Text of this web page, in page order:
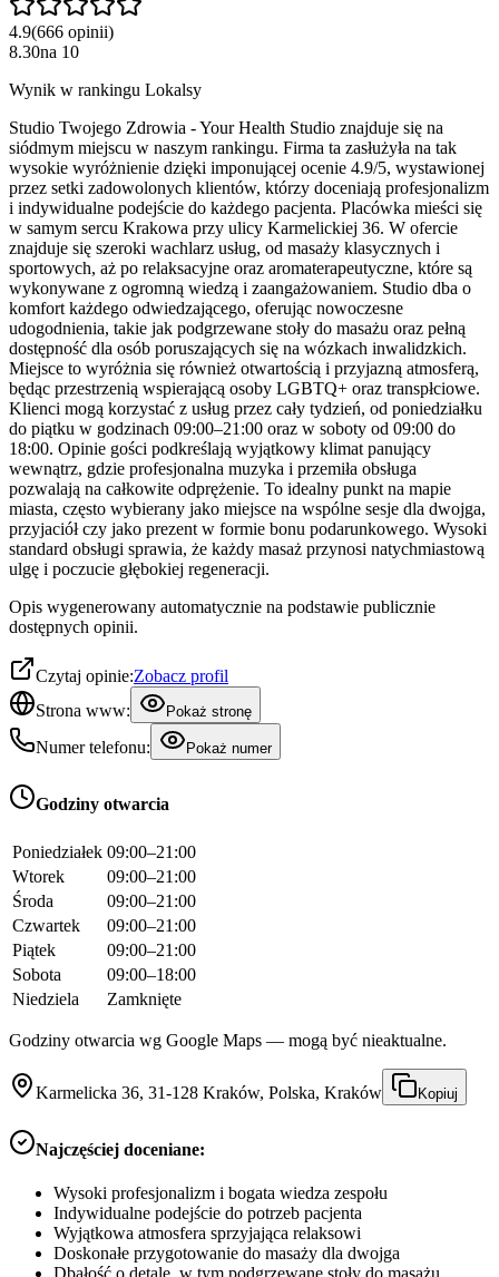
4.9(666 opinii)
8.30na 10
Wynik w rankingu Lokalsy
Studio Twojego Zdrowia - Your Health Studio znajduje się na
siódmym miejscu w naszym rankingu. Firma ta zasłużyła na tak
wysokie wyróżnienie dzięki imponującej ocenie 4.9/5, wystawionej
przez setki zadowolonych klientów, którzy doceniają profesjonalizm
i indywidualne podejście do każdego pacjenta. Placówka mieści się
w samym sercu Krakowa przy ulicy Karmelickiej 36. W ofercie
znajduje się szeroki wachlarz usług, od masaży klasycznych i
sportowych, aż po relaksacyjne oraz aromaterapeutyczne, które są
wykonywane z ogromną wiedzą i zaangażowaniem. Studio dba o
komfort każdego odwiedzającego, oferując nowoczesne
udogodnienia, takie jak podgrzewane stoły do masażu oraz pełną
dostępność dla osób poruszających się na wózkach inwalidzkich.
Miejsce to wyróżnia się również otwartością i przyjazną atmosferą,
będąc przestrzenią wspierającą osoby LGBTQ+ oraz transpłciowe.
Klienci mogą korzystać z usług przez cały tydzień, od poniedziałku
do piątku w godzinach 09:00–21:00 oraz w soboty od 09:00 do
18:00. Opinie gości podkreślają wyjątkowy klimat panujący
wewnątrz, gdzie profesjonalna muzyka i przemiła obsługa
pozwalają na całkowite odprężenie. To idealny punkt na mapie
miasta, często wybierany jako miejsce na wspólne sesje dla dwojga,
przyjaciół czy jako prezent w formie bonu podarunkowego. Wysoki
standard obsługi sprawia, że każdy masaż przynosi natychmiastową
ulgę i poczucie głębokiej regeneracji.
Opis wygenerowany automatycznie na podstawie publicznie
dostępnych opinii.
Czytaj opinie:Zobacz profil
Strona www:
Pokaż stronę
Numer telefonu: Pokaż numer
Godziny otwarcia
Poniedziałek 09:00–21:00
Wtorek
09:00–21:00
Środa
09:00–21:00
Czwartek
09:00–21:00
Piątek
09:00–21:00
Sobota
09:00–18:00
Niedziela
Zamknięte
Godziny otwarcia wg Google Maps — mogą być nieaktualne.
Karmelicka 36, 31-128 Kraków, Polska, Kraków Kopiuj
Najczęściej doceniane:
Wysoki profesjonalizm i bogata wiedza zespołu
Indywidualne podejście do potrzeb pacjenta
Wyjątkowa atmosfera sprzyjająca relaksowi
Doskonałe przygotowanie do masaży dla dwojga